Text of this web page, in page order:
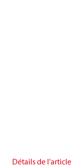
Détails de l’article